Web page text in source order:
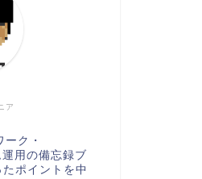
ア
ク・
用の備忘録ブ
ポイントを中